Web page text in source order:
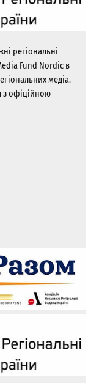
регіональні
Fund Nordic в
медіа.
з офіційною